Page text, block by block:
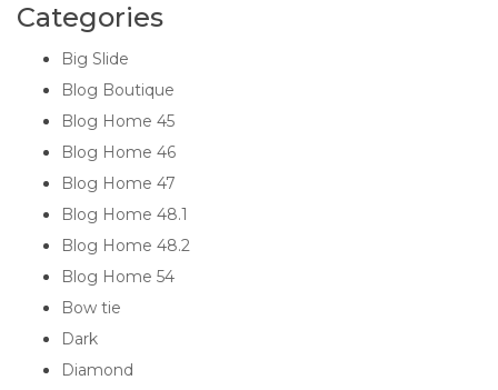
Categories
Big Slide
Blog Boutique
Blog Home 45
Blog Home 46
Blog Home 47
Blog Home 48.1
Blog Home 48.2
Blog Home 54
Bow tie
Dark
Diamond